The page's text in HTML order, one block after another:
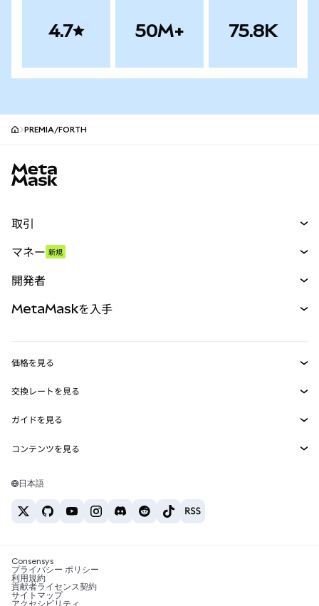
4.7 50M+ 75.8K
PREMIA/FORTH
取引
パーペチュアル
RWA
マネー 新規
開発者
MetaMask Connect
Snaps
Web3サービス
MetaMaskを入手
セキュリティ
サポート
キャリア
お問い合わせ
価格を見る
イーサリアムの価格
Solanaの価格
Tetherの価格
交換レートを見る
ETH→USD
USDT→INR
BTC→INR
ETH→USDT
ガイドを見る
ETHの購入
USDTの購入
SHIBの購入
BNBの購入
コンテンツを見る
Solanaウォレット
税制関連ニュース
暗号資産の購入方法は？
日本語
Consensys
プライバシー ポリシー
利用規約
貢献者ライセンス契約
サイトマップ
アクセシビリティ